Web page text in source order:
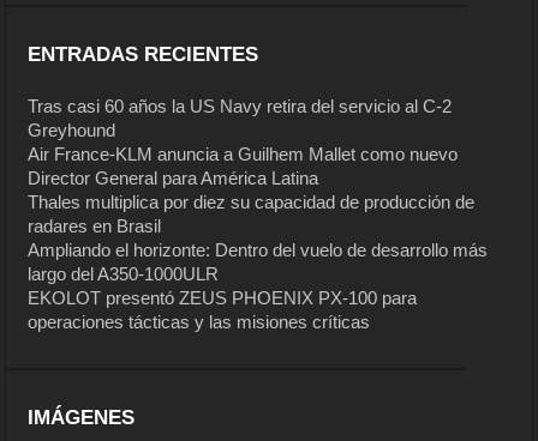
ENTRADAS RECIENTES
Tras casi 60 años la US Navy retira del servicio al C-2
Greyhound
Air France-KLM anuncia a Guilhem Mallet como nuevo
Director General para América Latina
Thales multiplica por diez su capacidad de producción de
radares en Brasil
Ampliando el horizonte: Dentro del vuelo de desarrollo más
largo del A350-1000ULR
EKOLOT presentó ZEUS PHOENIX PX-100 para
operaciones tácticas y las misiones críticas
IMÁGENES